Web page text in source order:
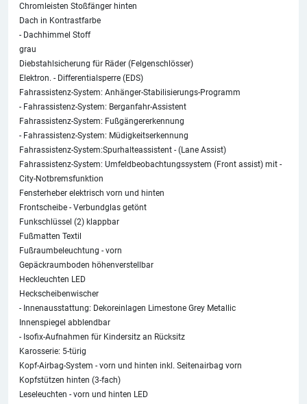
Chromleisten Stoßfänger hinten
Dach in Kontrastfarbe
- Dachhimmel Stoff
grau
Diebstahlsicherung für Räder (Felgenschlösser)
Elektron. - Differentialsperre (EDS)
Fahrassistenz-System: Anhänger-Stabilisierungs-Programm
- Fahrassistenz-System: Berganfahr-Assistent
Fahrassistenz-System: Fußgängererkennung
- Fahrassistenz-System: Müdigkeitserkennung
Fahrassistenz-System:Spurhalteassistent - (Lane Assist)
Fahrassistenz-System: Umfeldbeobachtungssystem (Front assist) mit -
City-Notbremsfunktion
Fensterheber elektrisch vorn und hinten
Frontscheibe - Verbundglas getönt
Funkschlüssel (2) klappbar
Fußmatten Textil
Fußraumbeleuchtung - vorn
Gepäckraumboden höhenverstellbar
Heckleuchten LED
Heckscheibenwischer
- Innenausstattung: Dekoreinlagen Limestone Grey Metallic
Innenspiegel abblendbar
- Isofix-Aufnahmen für Kindersitz an Rücksitz
Karosserie: 5-türig
Kopf-Airbag-System - vorn und hinten inkl. Seitenairbag vorn
Kopfstützen hinten (3-fach)
Leseleuchten - vorn und hinten LED